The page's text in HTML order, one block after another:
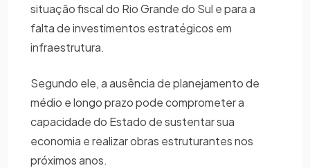
situação fiscal do Rio Grande do Sul e para a
falta de investimentos estratégicos em
infraestrutura.
Segundo ele, a ausência de planejamento de
médio e longo prazo pode comprometer a
capacidade do Estado de sustentar sua
economia e realizar obras estruturantes nos
próximos anos.